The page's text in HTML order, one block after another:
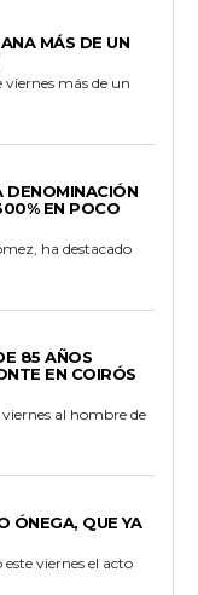
MÁS DE UN
más de un
DENOMINACIÓN
EN POCO
ha destacado
85 AÑOS
EN COIRÓS
al hombre de
ÓNEGA, QUE YA
viernes el acto